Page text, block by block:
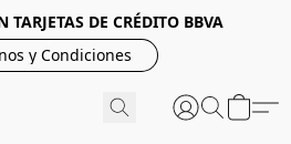
TARJETAS DE CRÉDITO BBVA
y Condiciones